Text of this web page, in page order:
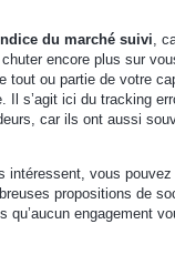
du marché suivi,
encore plus sur
ou partie de votre
s’agit ici du tracking
car ils ont aussi
intéressent, vous
propositions de
engagement